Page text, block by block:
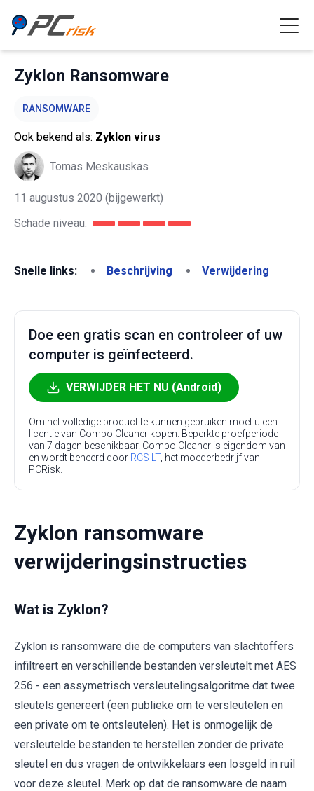
Zyklon Ransomware
RANSOMWARE
Ook bekend als: Zyklon virus
Tomas Meskauskas
11 augustus 2020 (bijgewerkt)
Schade niveau:
Snelle links: Beschrijving Verwijdering
Doe een gratis scan en controleer of uw
computer is geïnfecteerd.
VERWIJDER HET NU (Android)
Om het volledige product te kunnen gebruiken moet u een
licentie van Combo Cleaner kopen. Beperkte proefperiode
van 7 dagen beschikbaar. Combo Cleaner is eigendom van
en wordt beheerd door RCS LT, het moederbedrijf van
PCRisk.
Zyklon ransomware
verwijderingsinstructies
Wat is Zyklon?
Zyklon is ransomware die de computers van slachtoffers
infiltreert en verschillende bestanden versleutelt met AES
256 - een assymetrisch versleutelingsalgoritme dat twee
sleutels genereert (een publieke om te versleutelen en
een private om te ontsleutelen). Het is onmogelijk de
versleutelde bestanden te herstellen zonder de private
sleutel en dus vragen de ontwikkelaars een losgeld in ruil
voor deze sleutel. Merk op dat de ransomware de naam